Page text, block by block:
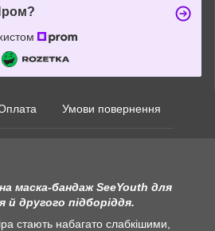
Умови повернення
маска-бандаж SeeYouth для
й другого підборіддя.
стають набагато слабкішими,